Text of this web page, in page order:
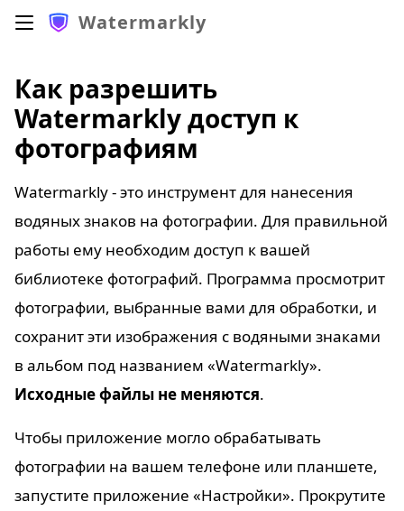
Watermarkly
Как разрешить
Watermarkly доступ к
фотографиям
Watermarkly - это инструмент для нанесения
водяных знаков на фотографии. Для правильной
работы ему необходим доступ к вашей
библиотеке фотографий. Программа просмотрит
фотографии, выбранные вами для обработки, и
сохранит эти изображения с водяными знаками
в альбом под названием «Watermarkly».
Исходные файлы не меняются.
Чтобы приложение могло обрабатывать
фотографии на вашем телефоне или планшете,
запустите приложение «Настройки». Прокрутите